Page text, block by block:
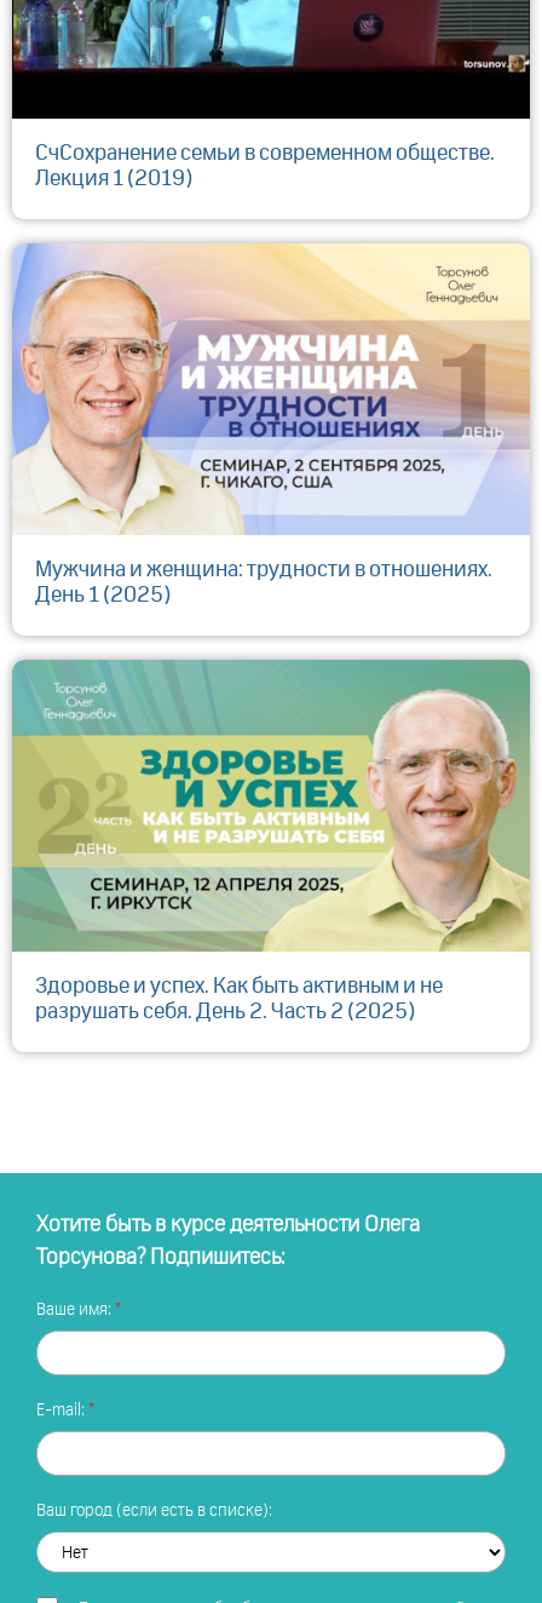
СчСохранение семьи в современном обществе.
Лекция 1 (2019)
Мужчина и женщина: трудности в отношениях.
День 1 (2025)
Здоровье и успех. Как быть активным и не
разрушать себя. День 2. Часть 2 (2025)
Хотите быть в курсе деятельности Олега
Торсунова? Подпишитесь:
Ваше имя:
E-mail:
Ваш город (если есть в списке):